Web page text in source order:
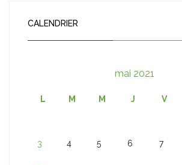
CALENDRIER
mai 2021
L M M J V
3 4 5 6 7